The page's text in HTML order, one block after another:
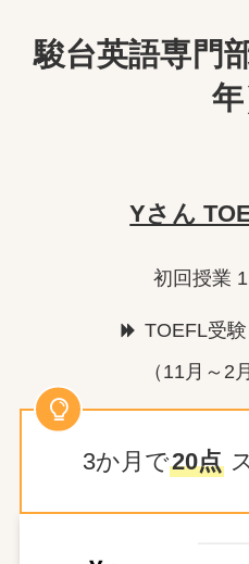
駿台英語専門
年
Yさん
初回授業
TOEFL受験
（11月～2
3か月で20点